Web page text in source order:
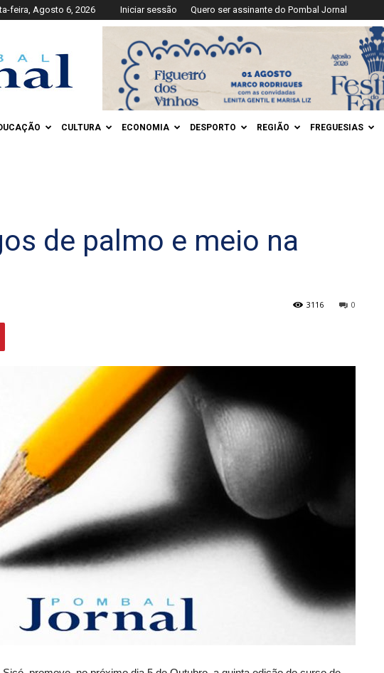
feira, Agosto 6, 2026 Iniciar sessão Quero ser assinante do Pombal Jornal
CULTURA ECONOMIA DESPORTO REGIÃO FREGUESIAS
de palmo e meio na
0
3116